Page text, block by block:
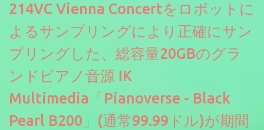
214VC Vienna Concertをロボットに
よるサンプリングにより正確にサン
プリングした、総容量20GBのグラ
ンドピアノ音源 IK
Multimedia「Pianoverse - Black
Pearl B200」(通常99.99ドル)が期間